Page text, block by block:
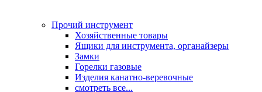
Прочий инструмент
Хозяйственные товары
Ящики для инструмента, органайзеры
Замки
Горелки газовые
Изделия канатно-веревочные
смотреть все...